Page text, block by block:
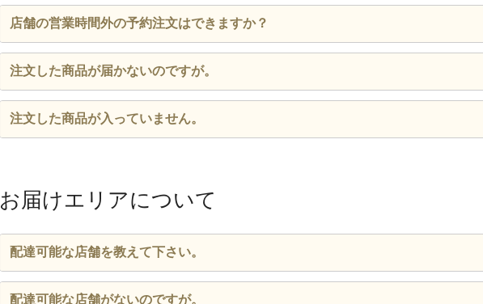
営業時間や定休日は店舗により異なりますので、各店舗の店舗情報ページをご
情報ページは、こちらから検索できます。
店舗の営業時間外の予約注文はできますか？
一部店舗でのみネット注文の受付時間を延長しております。
朝の受付延長時間帯：7:00～店舗営業開始時間
※夜の延長時間帯は翌日以降のご予約のみ承っております。
注文した商品が届かないのですが。
店舗や道路の混雑状況、あるいは天候やその他事情によって配達が遅れる場合
をお掛けしますが、直接店舗までお電話でお問い合わせください。店舗情報ペ
注文した商品が入っていません。
お届けエリアについて
配達可能な店舗を教えて下さい。
配達可能な店舗は、 こちらからご住所を指定してご確認ください。
配達可能な店舗がないのですが。